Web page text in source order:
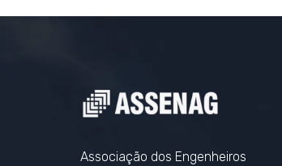
Associação dos Engenheiros